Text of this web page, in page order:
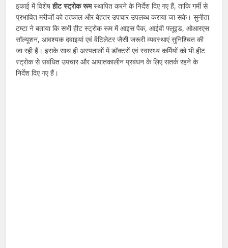
इकाई में विशेषहीट स्ट्रोक रूमस्थापित करने के निर्देश दिए गए हैं, ताकि गर्मी से
प्रभावित मरीजों को तत्काल और बेहतर उपचार उपलब्ध कराया जा सके। सुनीता
टम्टा ने बताया कि सभी हीट स्ट्रोक रूम में आइस पैक, आईवी फ्लूइड, ओआरएस
सॉल्यूशन, आवश्यक दवाइयां एवं वेंटिलेटर जैसी जरूरी व्यवस्थाएं सुनिश्चित की
जा रही हैं। इसके साथ ही अस्पतालों में डॉक्टरों एवं स्वास्थ्य कर्मियों को भी हीट
स्ट्रोक से संबंधित उपचार और आपातकालीन प्रबंधन के लिए सतर्क रहने के
निर्देश दिए गए हैं।